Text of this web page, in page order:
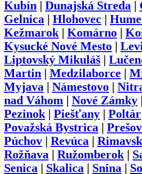
Kubín | Dunajská Streda |
Gelnica | Hlohovec |
Kežmarok | Komárno |
Kysucké Nové Mesto |
Liptovský Mikuláš |
Martin | Medzilaborce |
Myjava | Námestovo |
nad Váhom | Nové Zámky |
Pezinok | Piešťany | Poltár
Považská Bystrica | Prešov
Púchov | Revúca |
Rožňava | Ružomberok |
Senica | Skalica | Snina |